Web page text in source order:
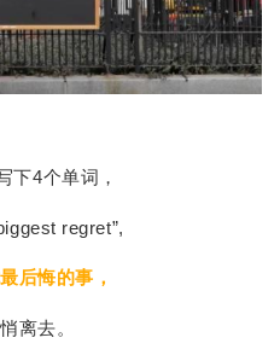
下4个单词，
regret”,
后悔的事 ，
离去。